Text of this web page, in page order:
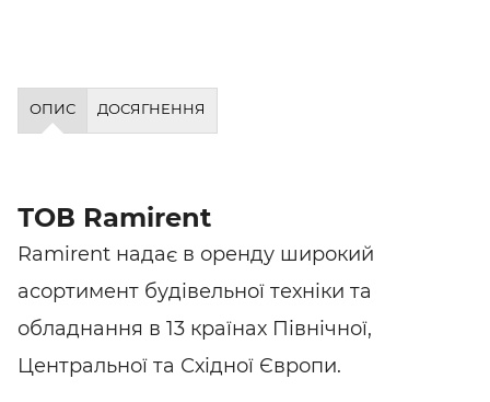
ОПИС ДОСЯГНЕННЯ
ТОВ Ramirent
Ramirent надає в оренду широкий
асортимент будівельної техніки та
обладнання в 13 країнах Північної,
Центральної та Східної Європи.